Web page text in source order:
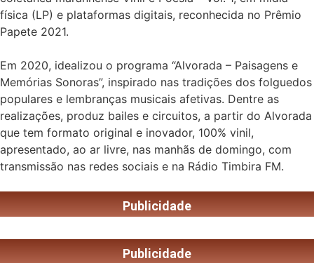
física (LP) e plataformas digitais, reconhecida no Prêmio
Papete 2021.
Em 2020, idealizou o programa “Alvorada – Paisagens e
Memórias Sonoras”, inspirado nas tradições dos folguedos
populares e lembranças musicais afetivas. Dentre as
realizações, produz bailes e circuitos, a partir do Alvorada
que tem formato original e inovador, 100% vinil,
apresentado, ao ar livre, nas manhãs de domingo, com
transmissão nas redes sociais e na Rádio Timbira FM.
Publicidade
Publicidade